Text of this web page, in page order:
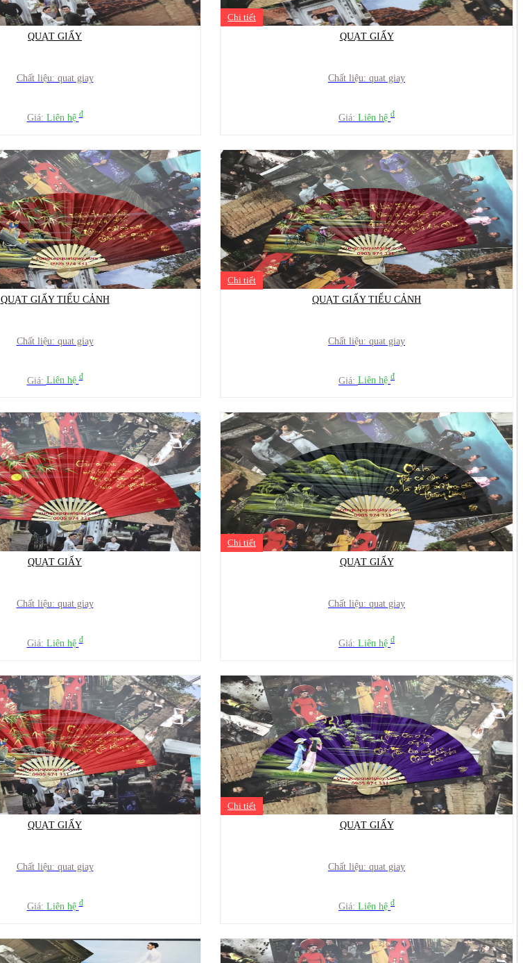
QUẠT GIẤY
Chất liệu: quat giay
Giá: Liên hệđ
Chi tiết
QUẠT GIẤY
Chất liệu: quat giay
Giá:Liên hệđ
QUẠT GIẤY TIỂU CẢNH
Chất liệu: quat giay
Giá: Liên hệđ
Chi tiết
QUẠT GIẤY TIỂU CẢNH
Chất liệu: quat giay
Giá:Liên hệđ
QUẠT GIẤY
Chất liệu: quat giay
Giá: Liên hệđ
Chi tiết
QUẠT GIẤY
Chất liệu: quat giay
Giá:Liên hệđ
QUẠT GIẤY
Chất liệu: quat giay
Giá: Liên hệđ
Chi tiết
QUẠT GIẤY
Chất liệu: quat giay
Giá:Liên hệđ